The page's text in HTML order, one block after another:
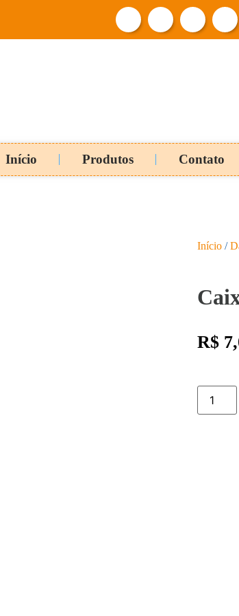
Início Produtos Contato
Início /
R$